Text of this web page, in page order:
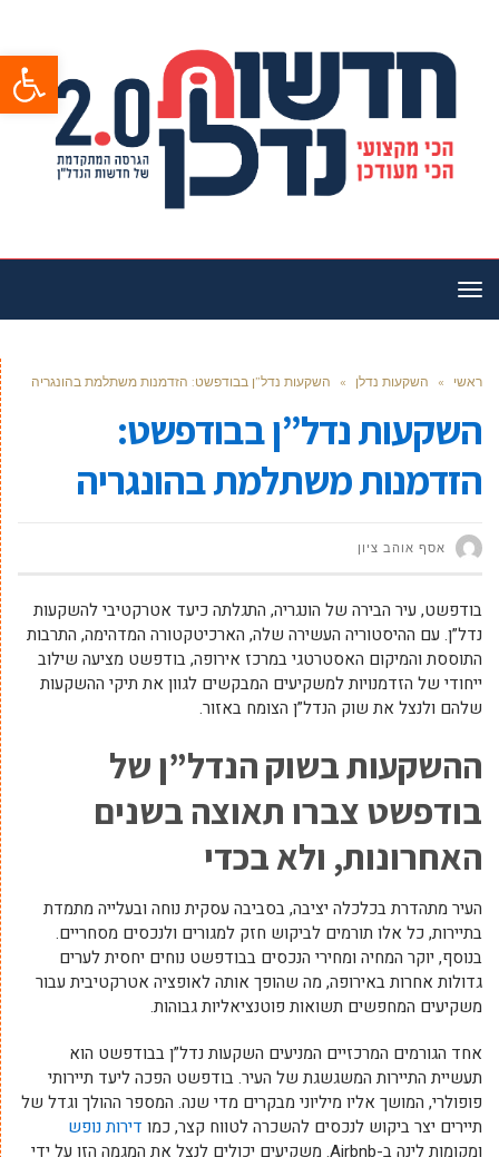
פתח
תפריט
ראשי » השקעות נדלן » השקעות נדל”ן בבודפשט: הזדמנות משתלמת בהונגריה
השקעות נדל”ן בבודפשט:
הזדמנות משתלמת בהונגריה
אסף אוהב ציון
בודפשט, עיר הבירה של הונגריה, התגלתה כיעד אטרקטיבי להשקעות
נדל”ן. עם ההיסטוריה העשירה שלה, הארכיטקטורה המדהימה, התרבות
התוססת והמיקום האסטרטגי במרכז אירופה, בודפשט מציעה שילוב
ייחודי של הזדמנויות למשקיעים המבקשים לגוון את תיקי ההשקעות
שלהם ולנצל את שוק הנדל”ן הצומח באזור.
ההשקעות בשוק הנדל”ן של
בודפשט צברו תאוצה בשנים
האחרונות, ולא בכדי
העיר מתהדרת בכלכלה יציבה, בסביבה עסקית נוחה ובעלייה מתמדת
בתיירות, כל אלו תורמים לביקוש חזק למגורים ולנכסים מסחריים.
בנוסף, יוקר המחיה ומחירי הנכסים בבודפשט נוחים יחסית לערים
גדולות אחרות באירופה, מה שהופך אותה לאופציה אטרקטיבית עבור
משקיעים המחפשים תשואות פוטנציאליות גבוהות.
אחד הגורמים המרכזיים המניעים השקעות נדל”ן בבודפשט הוא
תעשיית התיירות המשגשגת של העיר. בודפשט הפכה ליעד תיירותי
פופולרי, המושך אליו מיליוני מבקרים מדי שנה. המספר ההולך וגדל של
תיירים יצר ביקוש לנכסים להשכרה לטווח קצר, כמו דירות נופש
ומקומות לינה ב-Airbnb. משקיעים יכולים לנצל את המגמה הזו על ידי